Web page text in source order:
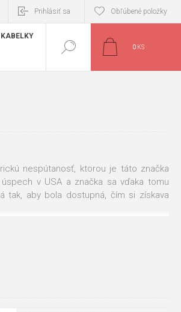
Prihlásiť sa Obľúbené položky
KABELKY
0 KS
nespútanosť, ktorou je táto značka
v USA a značka sa vďaka tomu
tak, aby bola dostupná, čím si získava
vašim verným parťákom na dlhších či
z kožených